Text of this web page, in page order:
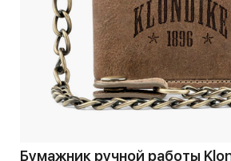
Бумажник ручной работы